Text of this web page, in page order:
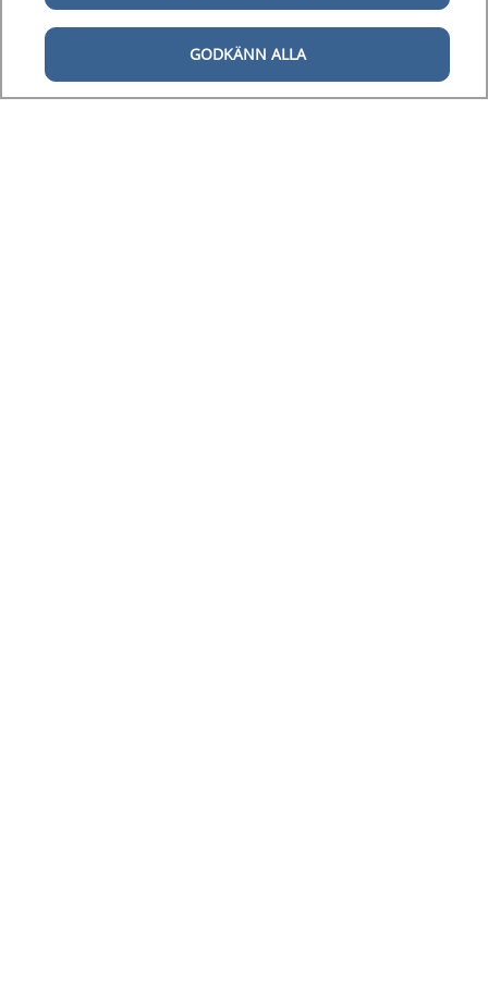
GODKÄNN ALLA